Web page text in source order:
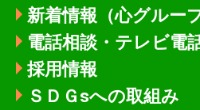
新着情報 （心グルー
電話相談・テレビ電
採用情報
ＳＤＧsへの取組み